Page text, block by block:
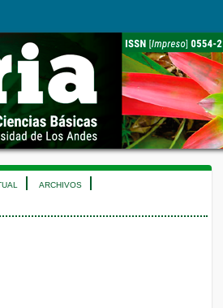
ARCHIVOS